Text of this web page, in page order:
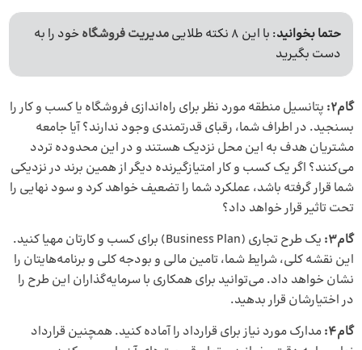
حتما بخوانید: با این 8 نکته طلایی مدیریت فروشگاهخود را به
دست بگیرید
گام2:
پتانسیل منطقه مورد نظر برای راه‌اندازی فروشگاه یا کسب و کار را
بسنجید. در اطراف شما، رقبای قدرتمندی وجود ندارند؟ آیا جامعه
مشتریان هدف به این محل نزدیک هستند و در این محدوده تردد
می‌کنند؟ اگر یک کسب و کار امتیازگیرنده دیگر از همین برند در نزدیکی
شما قرار گرفته باشد، عملکرد شما را تضعیف خواهد کرد و سود نهایی را
تحت تاثیر قرار خواهد داد؟
گام3:
یک طرح تجاری (Business Plan) برای کسب و کارتان مهیا کنید.
این نقشه کلی، شرایط شما، تامین مالی و بودجه کلی و برنامه‌هایتان را
نشان خواهد داد. می‌توانید برای همکاری با سرمایه‌گذاران این طرح را
در اختیارشان قرار بدهید.
گام4:
مدارک مورد نیاز برای قرارداد را آماده کنید. همچنین قرارداد